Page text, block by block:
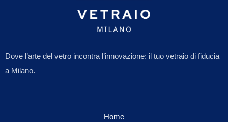
Dove l’arte del vetro incontra l’innovazione: il tuo vetraio di fiducia
a Milano.
Home